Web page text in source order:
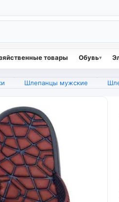
товары Обувь
Шлепанцы мужские